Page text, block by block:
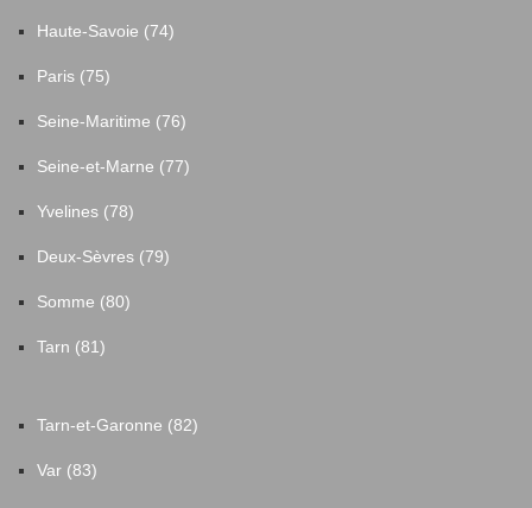
Haute-Savoie (74)
Paris (75)
Seine-Maritime (76)
Seine-et-Marne (77)
Yvelines (78)
Deux-Sèvres (79)
Somme (80)
Tarn (81)
Tarn-et-Garonne (82)
Var (83)